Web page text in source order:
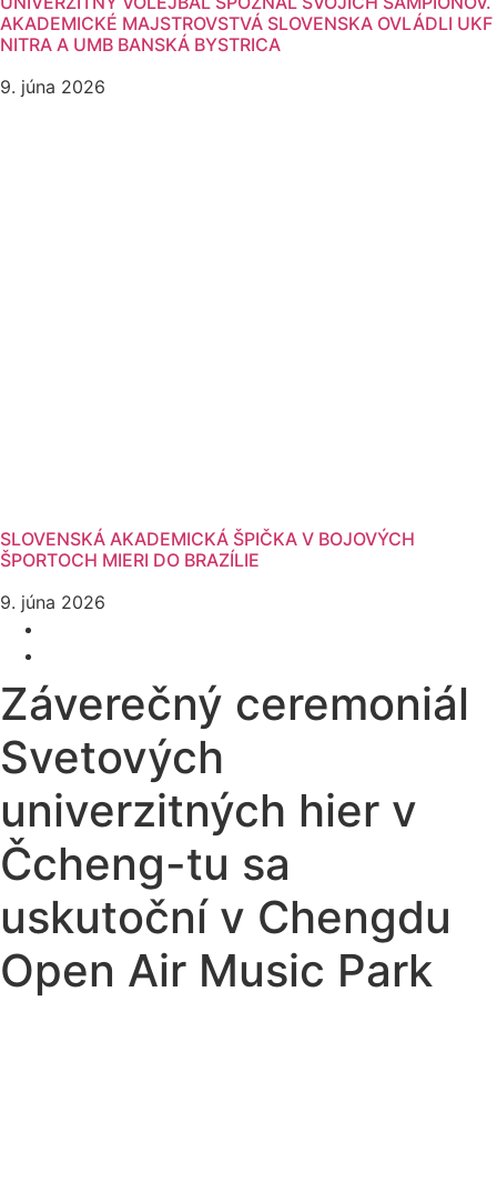
AKADEMICKÉ MAJSTROVSTVÁ SLOVENSKA OVLÁDLI UKF
NITRA A UMB BANSKÁ BYSTRICA
9. júna 2026
SLOVENSKÁ AKADEMICKÁ ŠPIČKA V BOJOVÝCH
ŠPORTOCH MIERI DO BRAZÍLIE
9. júna 2026
Záverečný ceremoniál
Svetových
univerzitných hier v
Čcheng-tu sa
uskutoční v Chengdu
Open Air Music Park